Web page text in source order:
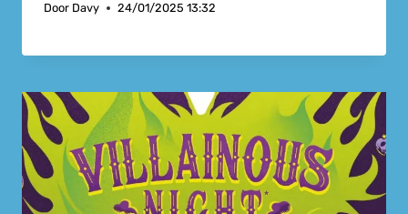
Door Davy 24/01/2025 13:32